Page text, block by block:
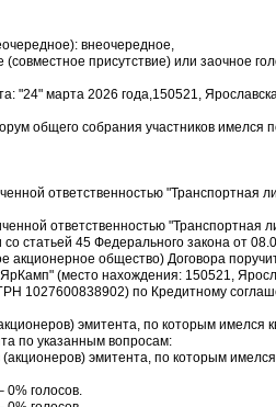
внеочередное,
присутствие) или заочное
"24" марта 2026 года,150521,
общего собрания участников имелся
ответственностью "Транспортная
ответственностью "Транспортная
со статьей 45 Федерального закона от
акционерное общество) Договора
(место нахождения: 150521,
1027600838902) по Кредитному
эмитента, по которым имелся
по указанным вопросам:
эмитента, по которым
0% голосов.